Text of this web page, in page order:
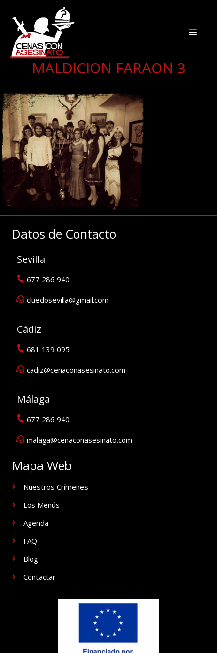
MALDICION FARAON 3
Datos de Contacto
Sevilla
677 286 940
cluedosevilla@gmail.com
Cádiz
681 139 095
cadiz@cenaconasesinato.com
Málaga
677 286 940
malaga@cenaconasesinato.com
Mapa Web
Nuestros Crímenes
Los Menús
Agenda
FAQ
Blog
Contactar